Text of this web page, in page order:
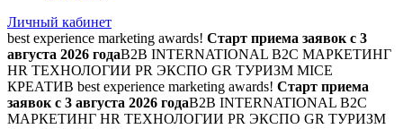
Личный кабинет
best experience marketing awards! Старт приема заявок с 3
августа 2026 годаB2B INTERNATIONAL B2C МАРКЕТИНГ
HR ТЕХНОЛОГИИ PR ЭКСПО GR ТУРИЗМ MICE
КРЕАТИВ best experience marketing awards! Старт приема
заявок с 3 августа 2026 годаB2B INTERNATIONAL B2C
МАРКЕТИНГ HR ТЕХНОЛОГИИ PR ЭКСПО GR ТУРИЗМ